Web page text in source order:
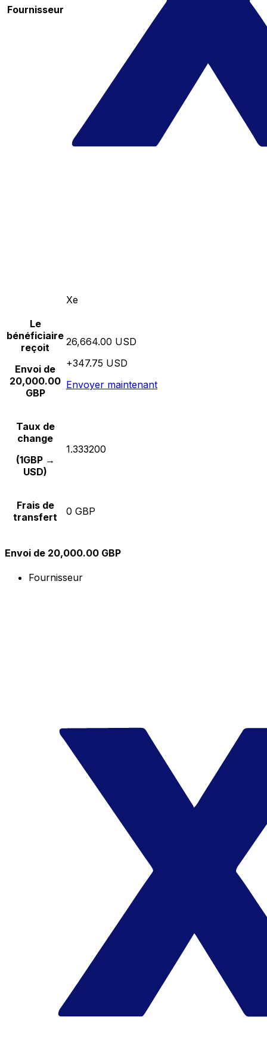
Fournisseur
Xe
Le
bénéficiaire
reçoit
Envoi de
20,000.00
GBP
26,664.00 USD
+347.75 USD
Envoyer maintenant
Taux de
change
(1GBP →
USD)
1.333200
Frais de
transfert
0 GBP
Envoi de 20,000.00 GBP
Fournisseur